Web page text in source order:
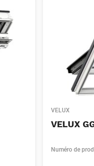
VELUX
VELUX
Numéro de